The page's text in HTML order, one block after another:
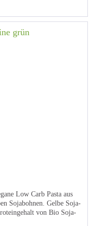
Low Carb Pasta aus
Sojabohnen. Gelbe Soja-
von Bio Soja-